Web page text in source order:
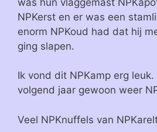
NPKerst en er was een
enorm NPKoud had dat hij
ging slapen.
Ik vond dit NPKamp erg leuk.
volgend jaar gewoon weer
Veel NPKnuffels van